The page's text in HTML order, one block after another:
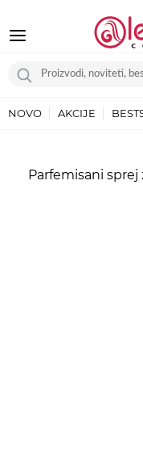
NOVO AKCIJE
Parfemisani sprej